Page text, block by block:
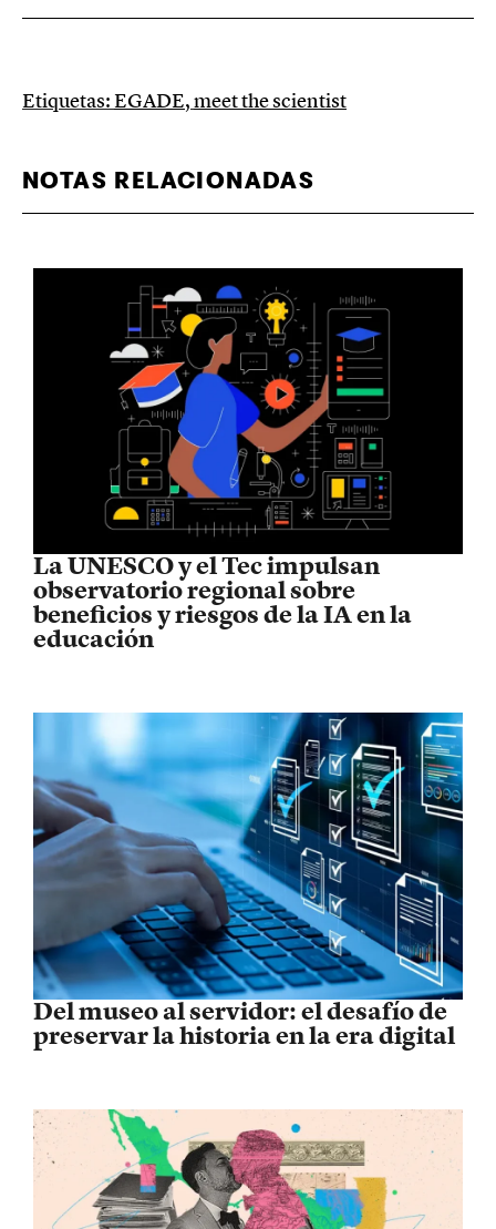
Etiquetas:EGADE,meet the scientist
NOTAS RELACIONADAS
La UNESCO y el Tec impulsan
observatorio regional sobre
beneficios y riesgos de la IA en la
educación
Del museo al servidor: el desafío de
preservar la historia en la era digital